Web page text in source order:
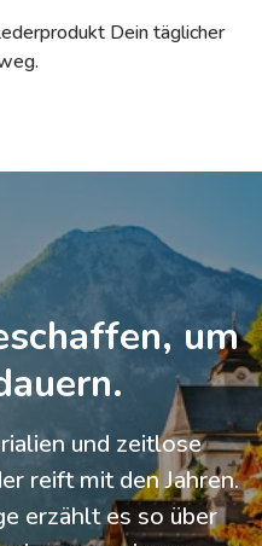
Dein täglicher
um
und zeitlose
reift mit den Jahren.
erzählt es so über